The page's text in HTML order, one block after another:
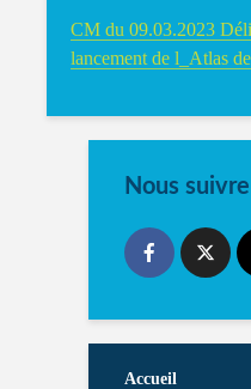
CM du 09.03.2023
lancement de l_Atlas
Nous suivre
Accueil